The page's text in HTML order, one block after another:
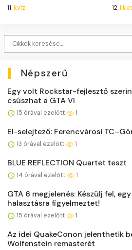
11.kvíz 12.
Népszerű
Egy volt Rockstar-fejlesztő
csúszhat a GTA VI
15 órával ezelőtt 1
El-selejtező: Ferencvárosi
13 órával ezelőtt 1
BLUE REFLECTION Quartet teszt
14 órával ezelőtt 1
GTA 6 megjelenés: Készülj fel,
halasztásra figyelmeztet!
15 órával ezelőtt 1
Az idei QuakeConon jelenthetik
Wolfenstein remasterét